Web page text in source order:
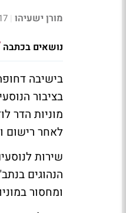
מורן ישעיהו |
נושאים בכתבה
בישיבה
בציבור
מוניות הדר
לאחר רישום
שירות
הנהוגים
ומחסור